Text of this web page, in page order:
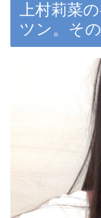
上村莉菜
ツン。そ